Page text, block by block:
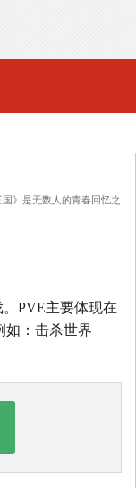
》是无数人的青春回忆之
PVE主要体现在
如：击杀世界